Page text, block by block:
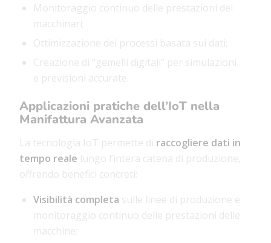
Monitoraggio continuo delle prestazioni dei
macchinari;
Ottimizzazione dei processi basata sui dati;
Creazione di “gemelli digitali” per simulazioni
e previsioni accurate.
Applicazioni pratiche dell’IoT nella
Manifattura Avanzata
La tecnologia IoT permette di raccogliere dati in
tempo reale lungo l’intera catena di produzione,
offrendo benefici concreti:
Visibilità completa sulle linee di produzione e
monitoraggio continuo delle prestazioni delle
macchine;